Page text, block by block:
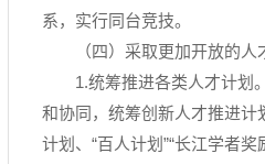
系，实行同台竞技。
（四）采取更加开放的
1.统筹推进各类人才计划
和协同，统筹创新人才推进计
计划、“百人计划”“长江学者